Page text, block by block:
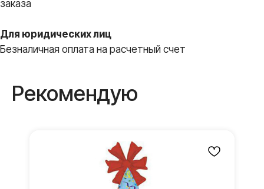
заказа
Для юридических лиц
Безналичная оплата на расчетный счет
Рекомендую
В ПОДАРОК
Вы всегда
получите
Мы дополняем каждую
композицию маленькими
элементами в подарок
Бантики и атласные